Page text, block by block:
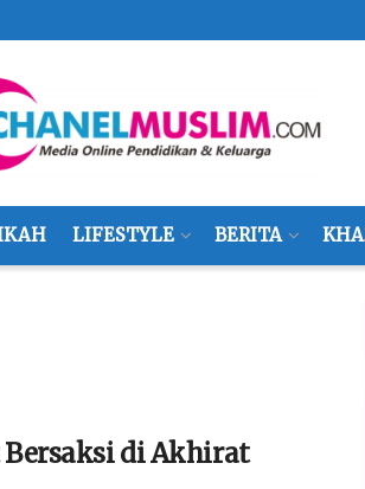
LIFESTYLE BERITA
di Akhirat